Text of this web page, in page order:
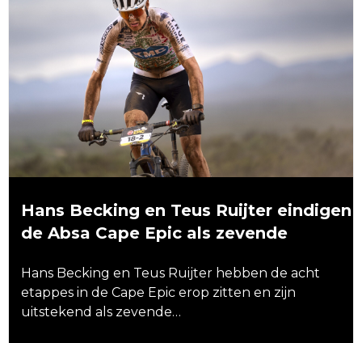
Hans Becking en Teus Ruijter eindigen
de Absa Cape Epic als zevende
Hans Becking en Teus Ruijter hebben de acht
etappes in de Cape Epic erop zitten en zijn
uitstekend als zevende…